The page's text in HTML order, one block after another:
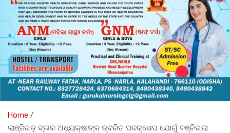
Home
ଲାଞ୍ଜିଗଡ଼ ବ୍ଲକ ଅଧ୍ୟକ୍ଷାଙ୍କ ତ୍ବରିତ ପଦକ୍ଷେପ ଯୋଗୁଁ ବଞ୍ଚିଗଲା